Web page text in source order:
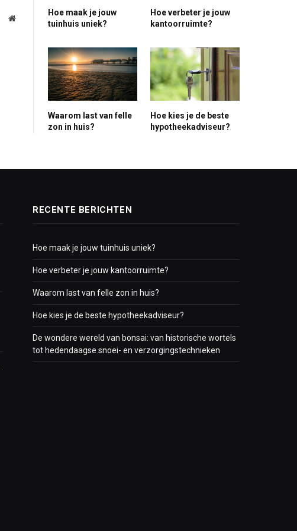
Website
Hoe maak je jouw
tuinhuis uniek?
Hoe verbeter je jouw
kantoorruimte?
Waarom last van felle
zon in huis?
Hoe kies je de beste
hypotheekadviseur?
RECENTE BERICHTEN
Hoe maak je jouw tuinhuis uniek?
Hoe verbeter je jouw kantoorruimte?
Waarom last van felle zon in huis?
Hoe kies je de beste hypotheekadviseur?
De wondere wereld van bonsai: van historische wortels
tot hedendaagse snoei- en verzorgingstechnieken